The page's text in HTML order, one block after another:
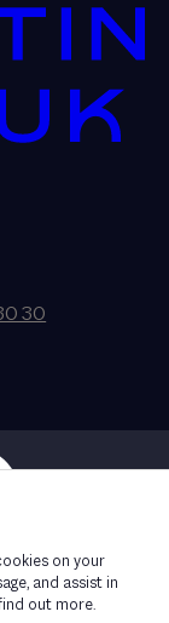
30
on your
and assist in
out more.